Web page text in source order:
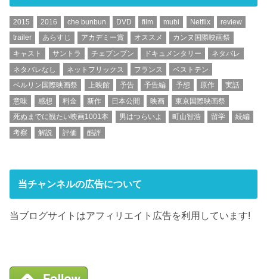
2015 2016 che bunbun DVD film mubi Netflix
review
trailer
あらすじ アカデミー賞 オススメ
カンヌ国際映画祭
キャスト
サントラ チェブンブン ドキュメンタリー
ネタバレ
ネタバレなし
ネットフリックス フランス
ベストテン
ベルリン国際映画祭
上映館 予告 予告編 予想 原作
実話
意味
感想 料金 新作 日本公開 映画
東京国際映画祭
死ぬまでに観たい映画1001本
男はつらいよ 町山智浩 留学
続編
考察
解説 評価 酷評
当チャンネルの広告について
当ブログサイトはアフィリエイト広告を利用しています!